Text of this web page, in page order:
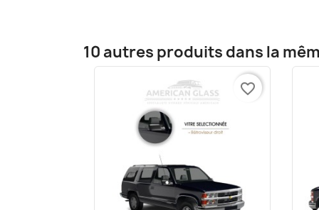
10 autres produits dans la
favorite_border